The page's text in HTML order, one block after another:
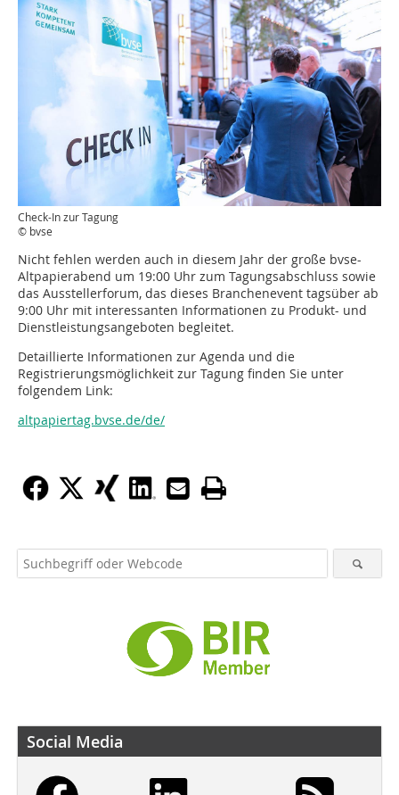
Check-In zur Tagung
© bvse
Nicht fehlen werden auch in diesem Jahr der große bvse-
Altpapierabend um 19:00 Uhr zum Tagungsabschluss sowie
das Ausstellerforum, das dieses Branchenevent tagsüber ab
9:00 Uhr mit interessanten Informationen zu Produkt- und
Dienstleistungsangeboten begleitet.
Detaillierte Informationen zur Agenda und die
Registrierungsmöglichkeit zur Tagung finden Sie unter
folgendem Link:
altpapiertag.bvse.de/de/
Social Media